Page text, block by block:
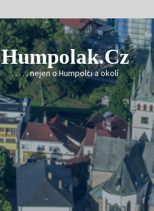
Humpolak.cz
. . . . . nejen o Humpolci a okolí